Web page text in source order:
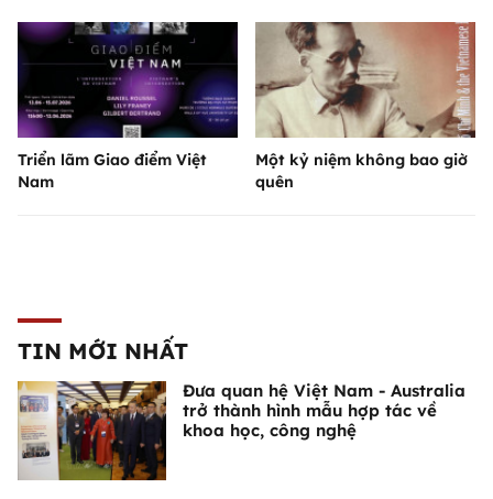
Triển lãm Giao điểm Việt
Nam
Một kỷ niệm không bao giờ
quên
TIN MỚI NHẤT
Đưa quan hệ Việt Nam - Australia
trở thành hình mẫu hợp tác về
khoa học, công nghệ